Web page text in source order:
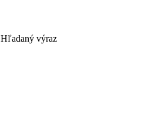
Hľadaný výraz